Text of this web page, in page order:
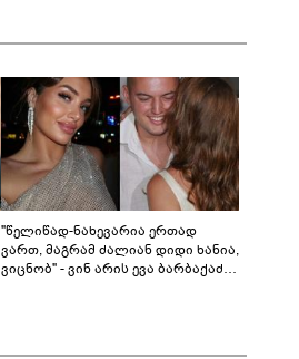
"წელიწად-ნახევარია ერთად
ვართ, მაგრამ ძალიან დიდი ხანია,
ვიცნობ" - ვინ არის ევა ბარბაქაძის